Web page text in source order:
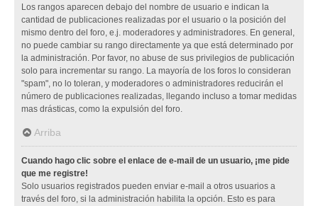
Los rangos aparecen debajo del nombre de usuario e indican la
cantidad de publicaciones realizadas por el usuario o la posición del
mismo dentro del foro, e.j. moderadores y administradores. En general,
no puede cambiar su rango directamente ya que está determinado por
la administración. Por favor, no abuse de sus privilegios de publicación
solo para incrementar su rango. La mayoría de los foros lo consideran
"spam", no lo toleran, y moderadores o administradores reducirán el
número de publicaciones realizadas, llegando incluso a tomar medidas
mas drásticas, como la expulsión del foro.
Arriba
Cuando hago clic sobre el enlace de e-mail de un usuario, ¡me pide
que me registre!
Solo usuarios registrados pueden enviar e-mail a otros usuarios a
través del foro, si la administración habilita la opción. Esto es para